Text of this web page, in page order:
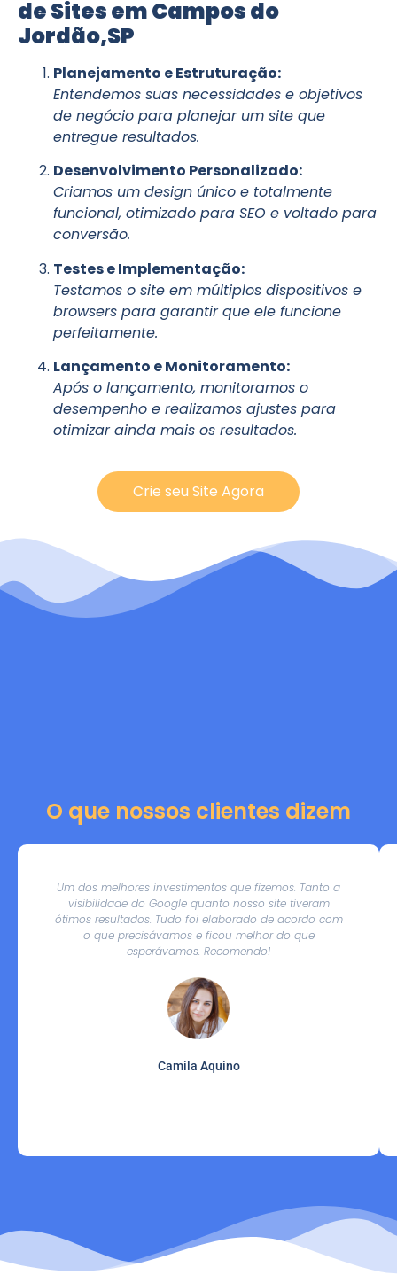
de Sites em Campos do
Jordão,SP
Planejamento e Estruturação:
Entendemos suas necessidades e objetivos
de negócio para planejar um site que
entregue resultados.
Desenvolvimento Personalizado:
Criamos um design único e totalmente
funcional, otimizado para SEO e voltado para
conversão.
Testes e Implementação:
Testamos o site em múltiplos dispositivos e
browsers para garantir que ele funcione
perfeitamente.
Lançamento e Monitoramento:
Após o lançamento, monitoramos o
desempenho e realizamos ajustes para
otimizar ainda mais os resultados.
Crie seu Site Agora
O que nossos clientes dizem
Um dos melhores investimentos que fizemos. Tanto a
visibilidade do Google quanto nosso site tiveram
ótimos resultados. Tudo foi elaborado de acordo com
o que precisávamos e ficou melhor do que
esperávamos. Recomendo!
Camila Aquino